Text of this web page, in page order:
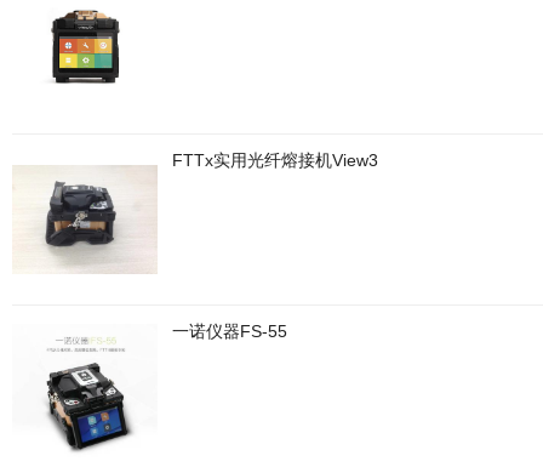
FTTx实用光纤熔接机View3
一诺仪器FS-55